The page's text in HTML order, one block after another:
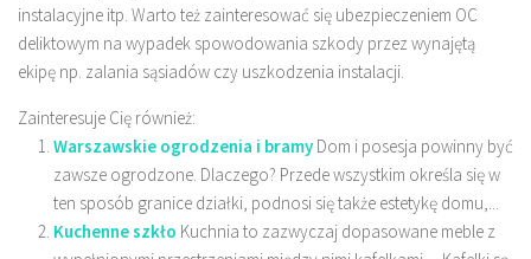
instalacyjne itp. Warto też zainteresować się ubezpieczeniem OC
deliktowym na wypadek spowodowania szkody przez wynajętą
ekipę np. zalania sąsiadów czy uszkodzenia instalacji.
Zainteresuje Cię również:
Warszawskie ogrodzenia i bramy Dom i posesja powinny być
zawsze ogrodzone. Dlaczego? Przede wszystkim określa się w
ten sposób granice działki, podnosi się także estetykę domu,...
Kuchenne szkło Kuchnia to zazwyczaj dopasowane meble z